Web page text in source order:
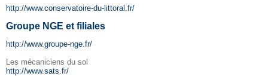
http://www.conservatoire-du-littoral.fr/
Groupe NGE et filiales
http://www.groupe-nge.fr/
Les mécaniciens du sol
http://www.sats.fr/